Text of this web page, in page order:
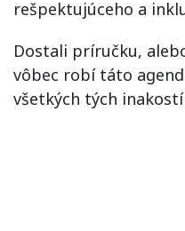
rešpektujúceho a
Dostali príručku,
vôbec robí táto
všetkých tých inakostí